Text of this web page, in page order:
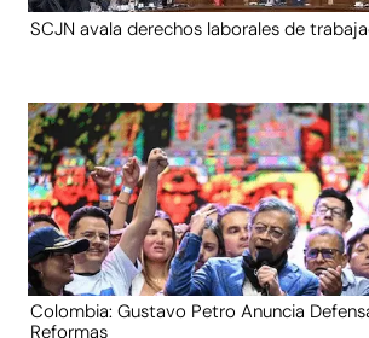
SCJN avala derechos laborales de
Colombia: Gustavo Petro Anuncia
Reformas